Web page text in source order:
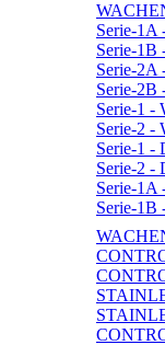
Serie-1A
Serie-1B
Serie-2A
Serie-2B
Serie-1 -
Serie-2 -
Serie-1 -
Serie-2 -
Serie-1A
Serie-1B